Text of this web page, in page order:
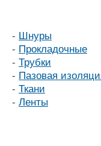
- Шнуры
- Прокладочные
- Трубки
- Пазовая
- Ткани
- Ленты